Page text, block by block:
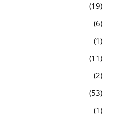
19
6
1
11
2
53
1